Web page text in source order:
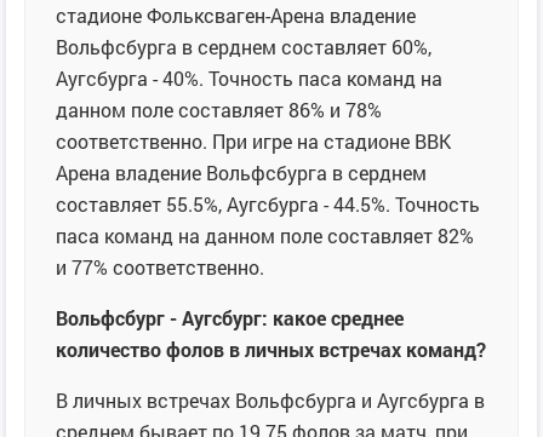
стадионе Фольксваген-Арена владение
Вольфсбурга в серднем составляет 60%,
Аугсбурга - 40%. Точность паса команд на
данном поле составляет 86% и 78%
соответственно. При игре на стадионе ВВК
Арена владение Вольфсбурга в серднем
составляет 55.5%, Аугсбурга - 44.5%. Точность
паса команд на данном поле составляет 82%
и 77% соответственно.
Вольфсбург - Аугсбург: какое среднее
количество фолов в личных встречах команд?
В личных встречах Вольфсбурга и Аугсбурга в
среднем бывает по 19.75 фолов за матч, при